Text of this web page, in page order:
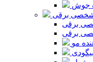
جوش
شخصی برقی
برقی
برقی
مو
بیگودی